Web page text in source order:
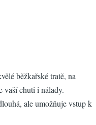
běžkařské tratě, na
vaší chuti i nálady.
ale umožňuje vstup k